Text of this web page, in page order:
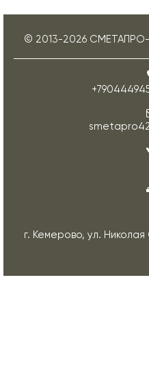
© 2013-2026
г. Кемерово, ул. Николая